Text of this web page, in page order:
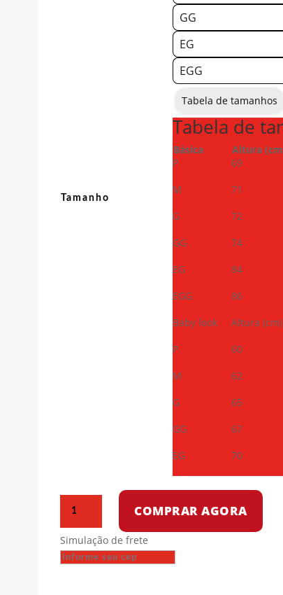
Tamanho
GG
EG
EGG
Tabela de tamanhos
Tabela de
Básica
Altura
P
69
M
71
G
72
GG
74
EG
84
EGG
86
Baby look
Altura (cm)
P
60
M
62
G
65
GG
67
EG
70
algodão
-
O
COMPRAR AGORA
Simulação de frete